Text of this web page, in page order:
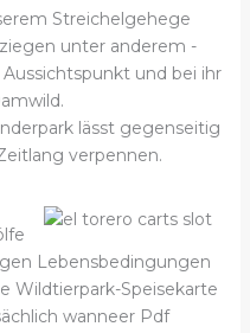
Streichelgehege
unter anderem -
und bei ihr
lässt gegenseitig
verpennen.
Lebensbedingungen
Wildtierpark-Speisekarte
wanneer Pdf